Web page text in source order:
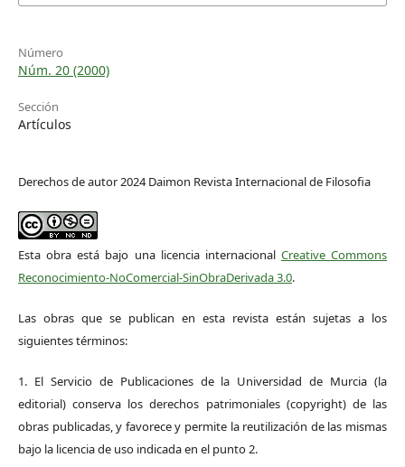
Número
Núm. 20 (2000)
Sección
Artículos
Derechos de autor 2024 Daimon Revista Internacional de Filosofia
Esta obra está bajo una licencia internacional Creative Commons
Reconocimiento-NoComercial-SinObraDerivada 3.0.
Las obras que se publican en esta revista están sujetas a los
siguientes términos:
1. El Servicio de Publicaciones de la Universidad de Murcia (la
editorial) conserva los derechos patrimoniales (copyright) de las
obras publicadas, y favorece y permite la reutilización de las mismas
bajo la licencia de uso indicada en el punto 2.